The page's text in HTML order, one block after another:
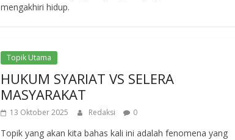
mengakhiri hidup.
Topik Utama
HUKUM SYARIAT VS SELERA
MASYARAKAT
13 Oktober 2025 Redaksi 0
Topik yang akan kita bahas kali ini adalah fenomena yang